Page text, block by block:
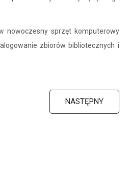
nowoczesny sprzęt komputerowy
zbiorów bibliotecznych i
NASTĘPNY